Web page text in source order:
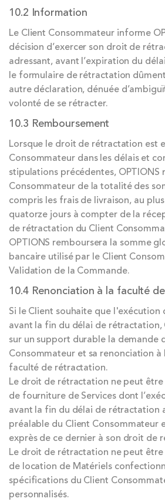
10.2 Information
Le Client Consommateur informe
décision d’exercer son droit de
adressant, avant l’expiration du
le formulaire de rétractation
autre déclaration, dénuée
volonté de se rétracter.
10.3 Remboursement
Lorsque le droit de rétractation est
Consommateur dans les délais et
stipulations précédentes, OPTIONS
Consommateur de la totalité des
compris les frais de livraison, au
quatorze jours à compter de la
de rétractation du Client
OPTIONS remboursera la somme
bancaire utilisé par le Client
Validation de la Commande.
10.4 Renonciation à la faculté
Si le Client souhaite que l'exécution
avant la fin du délai de rétractation,
sur un support durable la demande
Consommateur et sa renonciation à
faculté de rétractation.
Le droit de rétractation ne peut être
de fourniture de Services dont
avant la fin du délai de rétractation
préalable du Client Consommateur
exprès de ce dernier à son droit de
Le droit de rétractation ne peut être
de location de Matériels
spécifications du Client
personnalisés.